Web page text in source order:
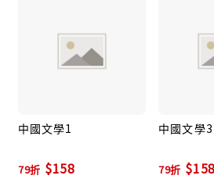
中國文學1
79折 $158
中國文學3
79折 $158